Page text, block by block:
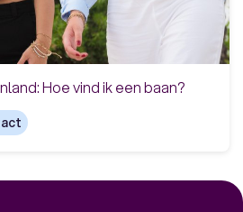
Hoe vind ik een baan?